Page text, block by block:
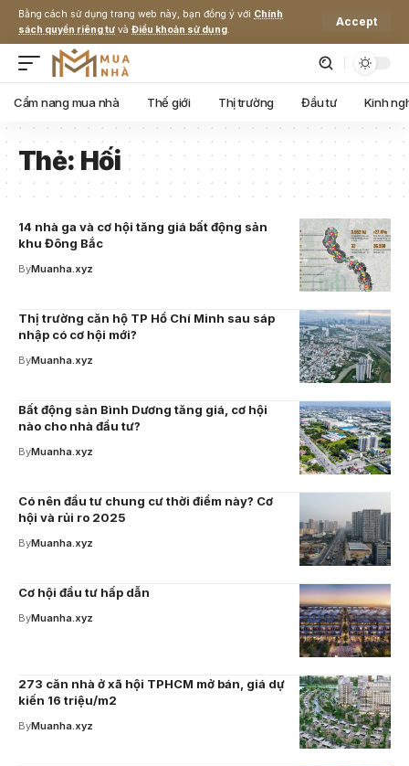
Bằng cách sử dụng trang web này, bạn đồng ý với Chính
sách quyền riêng tư và Điều khoản sử dụng.
Accept
Cẩm nang mua nhà Thế giới Thị trường Đầu tư Kinh
Thẻ:Hối
14 nhà ga và cơ hội tăng giá bất động sản
khu Đông Bắc
ByMuanha.xyz
Thị trường căn hộ TP Hồ Chí Minh sau sáp
nhập có cơ hội mới?
ByMuanha.xyz
Bất động sản Bình Dương tăng giá, cơ hội
nào cho nhà đầu tư?
ByMuanha.xyz
Có nên đầu tư chung cư thời điểm này? Cơ
hội và rủi ro 2025
ByMuanha.xyz
Cơ hội đầu tư hấp dẫn
ByMuanha.xyz
273 căn nhà ở xã hội TPHCM mở bán, giá dự
kiến 16 triệu/m2
ByMuanha.xyz